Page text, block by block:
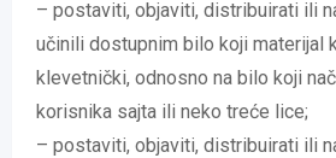
– postaviti, objaviti, distribuirati ili
učinili dostupnim bilo koji materijal
klevetnički, odnosno na bilo koji
korisnika sajta ili neko treće lice;
– postaviti, objaviti, distribuirati ili